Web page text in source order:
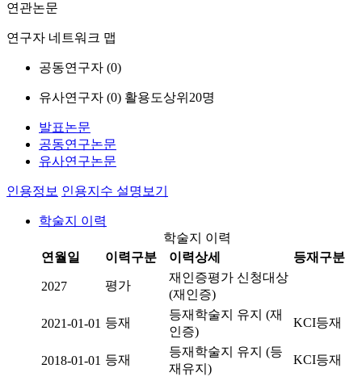
연관논문
연구자 네트워크 맵
공동연구자 (0)
유사연구자 (0) 활용도상위20명
발표논문
공동연구논문
유사연구논문
인용정보 인용지수 설명보기
학술지 이력
학술지 이력
연월일
이력구분 이력상세 등재구분
2027 평가
재인증평가 신청대상
(재인증)
2021-01-01 등재
등재학술지 유지 (재
인증)
KCI등재
2018-01-01 등재
등재학술지 유지 (등
재유지)
KCI등재